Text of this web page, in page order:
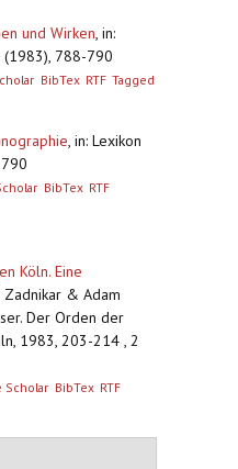
und Wirken, in:
788-790
BibTex RTF Tagged
, in: Lexikon
BibTex RTF
Köln. Eine
Zadnikar & Adam
Der Orden der
1983, 203-214 , 2
Scholar BibTex RTF